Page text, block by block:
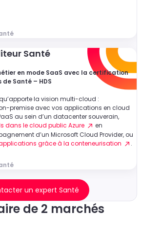
Santé
en mode SaaS avec la certification
Santé – HDS
la vision multi-cloud :
premise avec vos applications en cloud
au sein d’un datacenter souverain,
dans le cloud public Azure
en
d’un Microsoft Cloud Provider, ou
grâce à la conteneurisation .
un expert Santé
de 2 marchés